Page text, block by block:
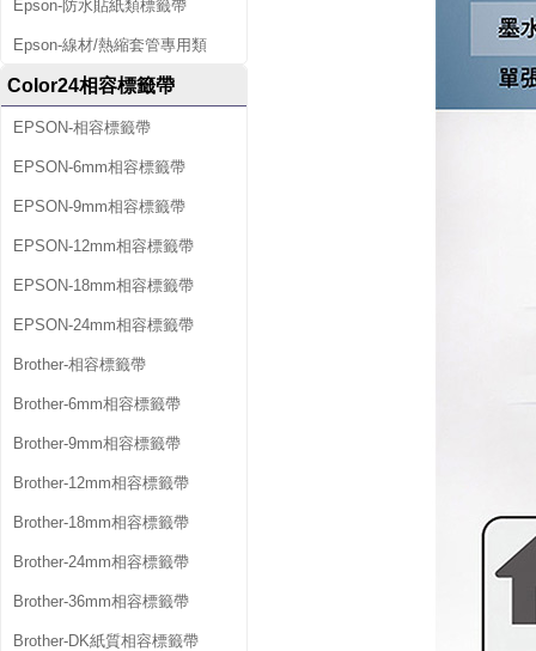
Epson-防水貼紙類標籤帶
Epson-線材/熱縮套管專用類
Color24相容標籤帶
EPSON-相容標籤帶
EPSON-6mm相容標籤帶
EPSON-9mm相容標籤帶
EPSON-12mm相容標籤帶
EPSON-18mm相容標籤帶
EPSON-24mm相容標籤帶
Brother-相容標籤帶
Brother-6mm相容標籤帶
Brother-9mm相容標籤帶
Brother-12mm相容標籤帶
Brother-18mm相容標籤帶
Brother-24mm相容標籤帶
Brother-36mm相容標籤帶
Brother-DK紙質相容標籤帶